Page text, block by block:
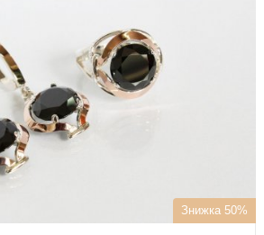
Знижка 50%